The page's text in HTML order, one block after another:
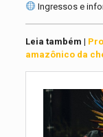
Ingressos e
Leia também |
amazônico da